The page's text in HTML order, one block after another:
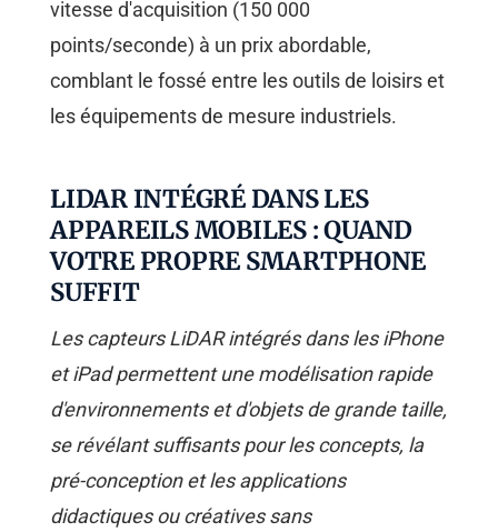
vitesse d'acquisition (150 000
points/seconde) à un prix abordable,
comblant le fossé entre les outils de loisirs et
les équipements de mesure industriels.
LIDAR INTÉGRÉ DANS LES
APPAREILS MOBILES : QUAND
VOTRE PROPRE SMARTPHONE
SUFFIT
Les capteurs LiDAR intégrés dans les iPhone
et iPad permettent une modélisation rapide
d'environnements et d'objets de grande taille,
se révélant suffisants pour les concepts, la
pré-conception et les applications
didactiques ou créatives sans